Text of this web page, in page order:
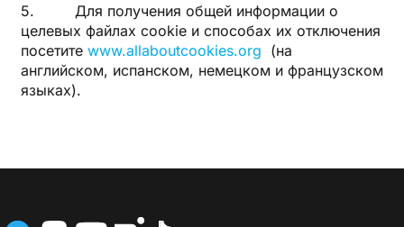
5. Для получения общей информации о
целевых файлах cookie и способах их отключения
посетите www.allaboutcookies.org (на
английском, испанском, немецком и французском
языках).